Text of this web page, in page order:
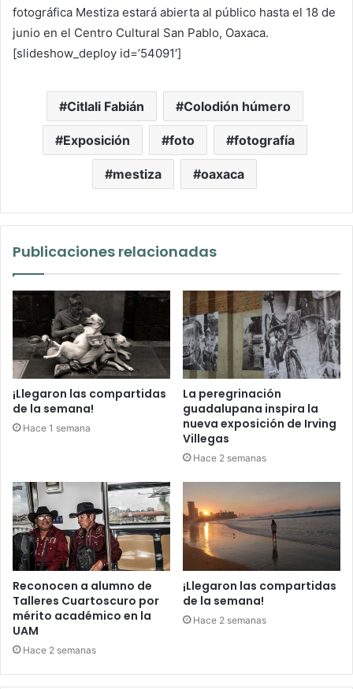
fotográfica Mestiza estará abierta al público hasta el 18 de
junio en el Centro Cultural San Pablo, Oaxaca.
[slideshow_deploy id=’54091′]
Citlali Fabián Colodión húmero
Exposición foto fotografía
mestiza oaxaca
Publicaciones relacionadas
¡Llegaron las compartidas
de la semana!
Hace 1 semana
La peregrinación
guadalupana inspira la
nueva exposición de Irving
Villegas
Hace 2 semanas
Reconocen a alumno de
Talleres Cuartoscuro por
mérito académico en la
UAM
Hace 2 semanas
¡Llegaron las compartidas
de la semana!
Hace 2 semanas